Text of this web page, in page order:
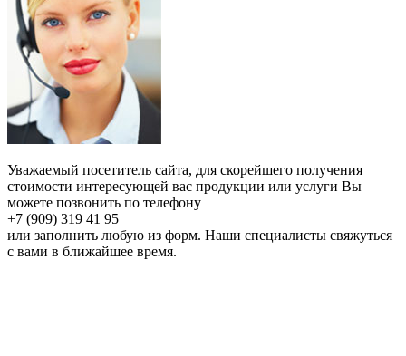
Уважаемый посетитель сайта, для скорейшего получения
стоимости интересующей вас продукции или услуги Вы
можете позвонить по телефону
+7 (909) 319 41 95
или заполнить любую из форм. Наши специалисты свяжуться
с вами в ближайшее время.